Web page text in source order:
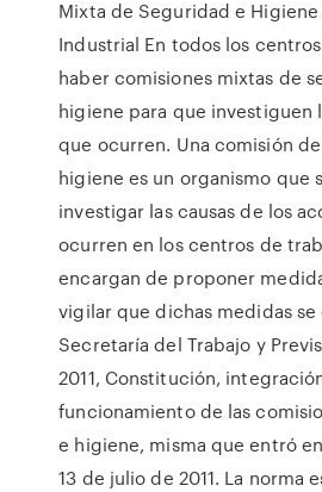
Mixta de Seguridad e
Industrial En todos los
haber comisiones mixtas de
higiene para que investiguen
que ocurren. Una comisión
higiene es un organismo que
investigar las causas de los
ocurren en los centros de
encargan de proponer
vigilar que dichas medidas se
Secretaría del Trabajo y
2011, Constitución,
funcionamiento de las
e higiene, misma que entró
13 de julio de 2011. La norma